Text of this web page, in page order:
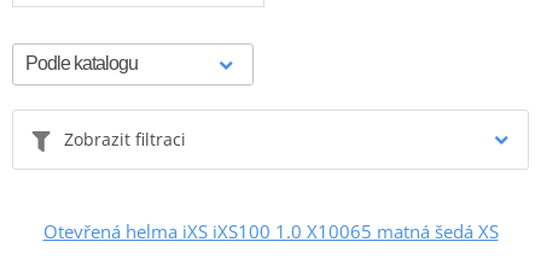
Zobrazit filtraci
Otevřená helma iXS iXS100 1.0 X10065 matná šedá XS